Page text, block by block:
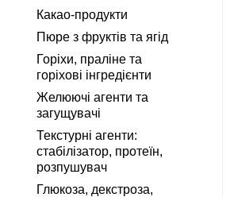
Какао-продукти
Пюре з фруктів та ягід
Горіхи, праліне та
горіхові інгредієнти
Желюючі агенти та
загущувачі
Текстурні агенти:
стабілізатор, протеїн,
розпушувач
Глюкоза, декстроза,